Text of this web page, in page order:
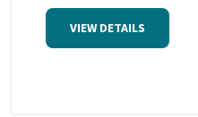
VIEW DETAILS